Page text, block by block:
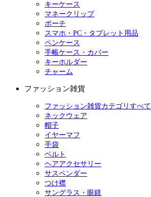
キーケース
マネークリップ
ポーチ
スマホ・PC・タブレット用品
ペンケース
手帳ケース・カバー
キーホルダー
チャーム
ファッション雑貨
ファッション雑貨カテゴリすべて
ネックウェア
帽子
イヤーマフ
手袋
ベルト
ヘアアクセサリー
サスペンダー
つけ襟
サングラス・眼鏡